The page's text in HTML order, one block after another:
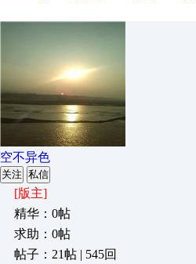
空不异色
关注 私信
[版主]
精华：0帖
求助：0帖
帖子：21帖 | 545回